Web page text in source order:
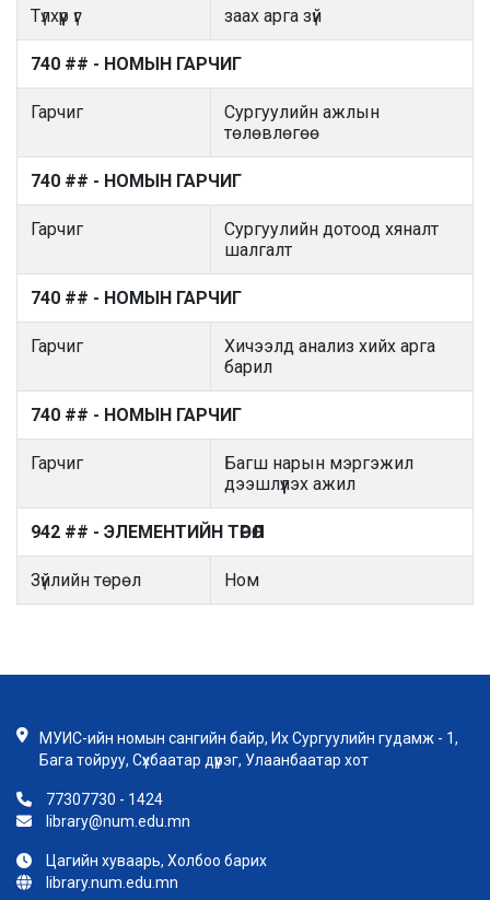
Түлхүүр үг заах арга зүй
740 ## - НОМЫН ГАРЧИГ
Гарчиг
Сургуулийн ажлын
төлөвлөгөө
740 ## - НОМЫН ГАРЧИГ
Гарчиг
Сургуулийн дотоод хяналт
шалгалт
740 ## - НОМЫН ГАРЧИГ
Гарчиг
Хичээлд анализ хийх арга
барил
740 ## - НОМЫН ГАРЧИГ
Гарчиг
Багш нарын мэргэжил
дээшлүүлэх ажил
942 ## - ЭЛЕМЕНТИЙН ТӨРӨЛ
Зүйлийн төрөл Ном
МУИС-ийн номын сангийн байр, Их Сургуулийн гудамж - 1,
Бага тойруу, Сүхбаатар дүүрэг, Улаанбаатар хот
77307730 - 1424
library@num.edu.mn
Цагийн хуваарь, Холбоо барих
library.num.edu.mn